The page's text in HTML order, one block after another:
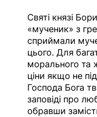
Святі князі
«мученик» з
сприймали
цього. Для
морального та
ціни якщо не
Господа Бога
заповіді про
обравши